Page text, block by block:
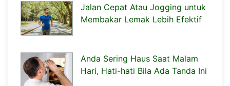
Jalan Cepat Atau Jogging untuk
Membakar Lemak Lebih Efektif
Anda Sering Haus Saat Malam
Hari, Hati-hati Bila Ada Tanda Ini